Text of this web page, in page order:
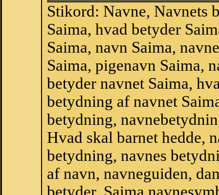
Stikord: Navne, Navnets
Saima, hvad betyder
Saima, navn Saima,
Saima, pigenavn Saima,
betyder navnet Saima,
betydning af navnet
betydning,
Hvad skal barnet hedde,
betydning, navnes
af navn, navneguiden,